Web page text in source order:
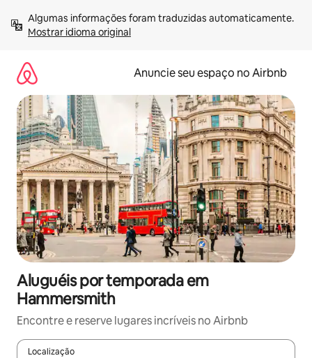
para
Mostrar idioma original
Anuncie seu espaço no Airbnb
Aluguéis por temporada em
Hammersmith
Encontre e reserve lugares incríveis no Airbnb
Localização